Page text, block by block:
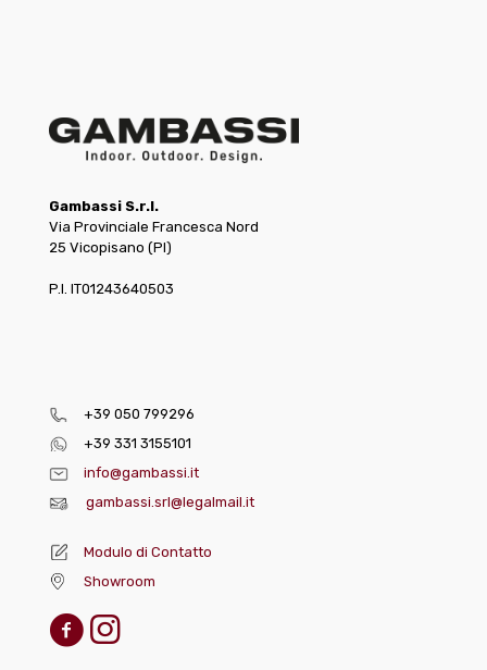
Gambassi S.r.l.
Via Provinciale Francesca Nord
25 Vicopisano (PI)
P.I. IT01243640503
+39 050 799296
+39 331 3155101
info@gambassi.it
gambassi.srl@legalmail.it
Modulo di Contatto
Showroom